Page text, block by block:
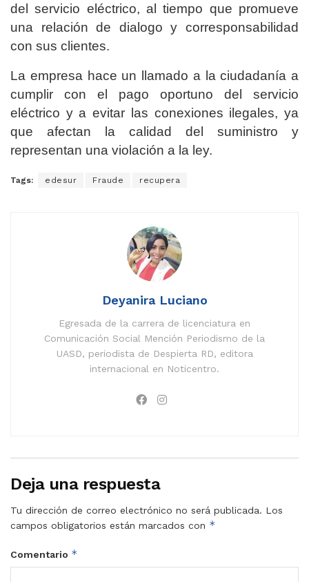
del servicio eléctrico, al tiempo que promueve
una relación de dialogo y corresponsabilidad
con sus clientes.
La empresa hace un llamado a la ciudadanía a
cumplir con el pago oportuno del servicio
eléctrico y a evitar las conexiones ilegales, ya
que afectan la calidad del suministro y
representan una violación a la ley.
Tags: edesur Fraude recupera
Deyanira Luciano
Egresada de la carrera de licenciatura en
Comunicación Social Mención Periodismo de la
UASD, periodista de Despierta RD, editora
internacional en Noticentro.
Deja una respuesta
Tu dirección de correo electrónico no será publicada. Los
campos obligatorios están marcados con *
Comentario *